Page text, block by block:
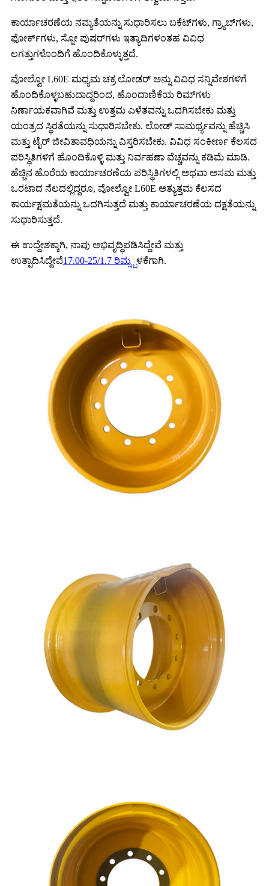
ಕಾರ್ಯಾಚರಣೆಯ ನಮ್ಯತೆಯನ್ನು ಸುಧಾರಿಸಲು ಬಕೆಟ್‌ಗಳು, ಗ್ರ್ಯಾಬ್‌ಗಳು,
ಫೋರ್ಕ್‌ಗಳು, ಸ್ನೋ ಪುಷರ್‌ಗಳು ಇತ್ಯಾದಿಗಳಂತಹ ವಿವಿಧ
ಲಗತ್ತುಗಳೊಂದಿಗೆ ಹೊಂದಿಕೊಳ್ಳುತ್ತದೆ.
ವೋಲ್ವೋ L60E ಮಧ್ಯಮ ಚಕ್ರ ಲೋಡರ್ ಅನ್ನು ವಿವಿಧ ಸನ್ನಿವೇಶಗಳಿಗೆ
ಹೊಂದಿಕೊಳ್ಳಬಹುದಾದ್ದರಿಂದ, ಹೊಂದಾಣಿಕೆಯ ರಿಮ್‌ಗಳು
ನಿರ್ಣಾಯಕವಾಗಿವೆ ಮತ್ತು ಉತ್ತಮ ಎಳೆತವನ್ನು ಒದಗಿಸಬೇಕು ಮತ್ತು
ಯಂತ್ರದ ಸ್ಥಿರತೆಯನ್ನು ಸುಧಾರಿಸಬೇಕು. ಲೋಡ್ ಸಾಮರ್ಥ್ಯವನ್ನು ಹೆಚ್ಚಿಸಿ
ಮತ್ತು ಟೈರ್ ಜೀವಿತಾವಧಿಯನ್ನು ವಿಸ್ತರಿಸಬೇಕು. ವಿವಿಧ ಸಂಕೀರ್ಣ ಕೆಲಸದ
ಪರಿಸ್ಥಿತಿಗಳಿಗೆ ಹೊಂದಿಕೊಳ್ಳಿ ಮತ್ತು ನಿರ್ವಹಣಾ ವೆಚ್ಚವನ್ನು ಕಡಿಮೆ ಮಾಡಿ.
ಹೆಚ್ಚಿನ ಹೊರೆಯ ಕಾರ್ಯಾಚರಣೆಯ ಪರಿಸ್ಥಿತಿಗಳಲ್ಲಿ ಅಥವಾ ಅಸಮ ಮತ್ತು
ಒರಟಾದ ನೆಲದಲ್ಲಿದ್ದರೂ, ವೋಲ್ವೋ L60E ಅತ್ಯುತ್ತಮ ಕೆಲಸದ
ಕಾರ್ಯಕ್ಷಮತೆಯನ್ನು ಒದಗಿಸುತ್ತದೆ ಮತ್ತು ಕಾರ್ಯಾಚರಣೆಯ ದಕ್ಷತೆಯನ್ನು
ಸುಧಾರಿಸುತ್ತದೆ.
ಈ ಉದ್ದೇಶಕ್ಕಾಗಿ, ನಾವು ಅಭಿವೃದ್ಧಿಪಡಿಸಿದ್ದೇವೆ ಮತ್ತು
ಉತ್ಪಾದಿಸಿದ್ದೇವೆ17.00-25/1.7 ರಿಮ್ಸ್ ಬಳಕೆಗಾಗಿ.